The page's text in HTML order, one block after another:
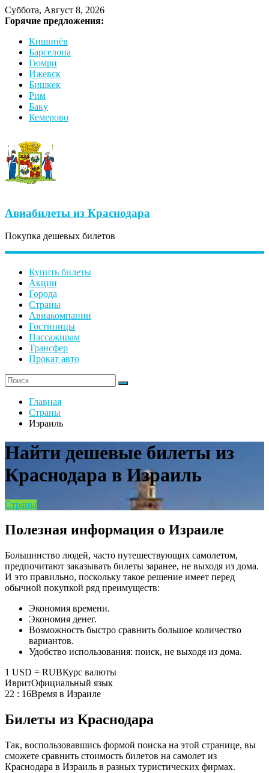
Суббота, Август 8, 2026
Горячие предложения:
Кишинёв
Барселона
Гюмри
Ижевск
Бишкек
Рим
Баку
Кемерово
Авиабилеты из Краснодара
Покупка дешевых билетов
Купить билеты
Акции
Города
Страны
Авиакомпании
Гостиницы
Пассажирам
Трансфер
Прокат авто
Главная
Страны
Израиль
Найти дешевые билеты из
Краснодара в Израиль
Страны
Полезная информация о Израиле
Большинство людей, часто путешествующих самолетом,
предпочитают заказывать билеты заранее, не выходя из дома.
И это правильно, поскольку такое решение имеет перед
обычной покупкой ряд преимуществ:
Экономия времени.
Экономия денег.
Возможность быстро сравнить большое количество
вариантов.
Удобство использования: поиск, не выходя из дома.
1 USD = RUBКурс валюты
ИвритОфициальный язык
22 : 16Время в Израиле
Билеты из Краснодара
Так, воспользовавшись формой поиска на этой странице, вы
сможете сравнить стоимость билетов на самолет из
Краснодара в Израиль в разных туристических фирмах.